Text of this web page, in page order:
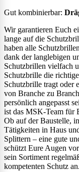
Gut kombinierbar:
Wir garantieren Euch
lange auf die
haben alle
dank der langlebigen
Schutzbrillen vielfach
Schutzbrille die
Schutzbrille tragt oder
von Branche zu
persönlich angepasst
ist das MSK-Team für
Ob auf der Baustelle,
Tätigkeiten in Haus
Splittern – eine gute
schützt Eure Augen
sein Sortiment
kompetenten Schutz an.